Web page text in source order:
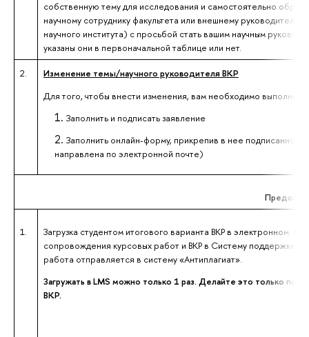
собственную тему для исследования и самостоятельно
научному сотруднику факультета или внешнему руководителю
научного института) с просьбой стать вашим научным
указаны они в первоначальной таблице или нет.
2.
Изменение темы/научного руководителя ВКР
Для того, чтобы внести изменения, вам необходимо выполнить
Заполнить и подписать заявление
Заполнить онлайн-форму, прикрепив в нее подписанное
направлена по электронной почте)
1.
Загрузка студентом итогового варианта ВКР в электронном
сопровождения курсовых работ и ВКР в Систему поддержки
работа отправляется в систему «Антиплагиат».
Загружать в LMS можно только 1 раз. Делайте это только
ВКР.